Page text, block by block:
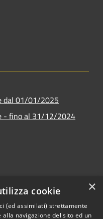
dal 01/01/2025
- fino al 31/12/2024
×
cookie
(ed assimilati) strettamente
navigazione del sito ed un